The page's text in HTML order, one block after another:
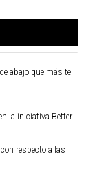
abajo que más te
la iniciativa Better
respecto a las